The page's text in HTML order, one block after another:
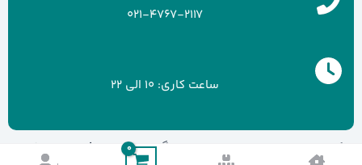
021-4767-2117
ساعت کاری: 10 الی 22
کلیه حقوق سایت متعلق به برند گالری نقره موذنی می باشد.